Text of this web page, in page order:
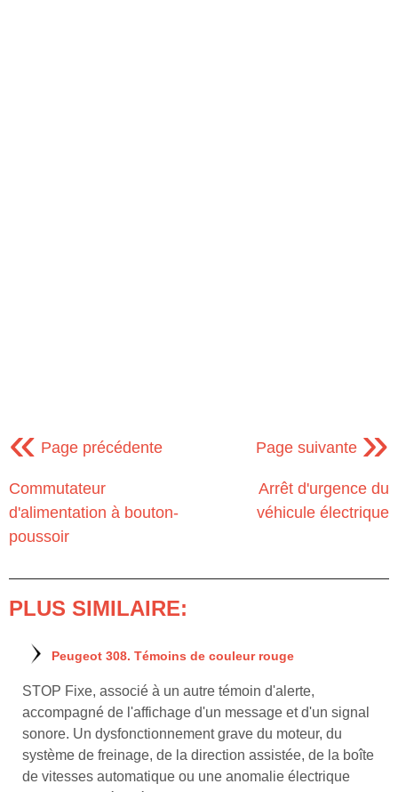
« Page précédente
Commutateur
d'alimentation à bouton-
poussoir
Page suivante »
Arrêt d'urgence du
véhicule électrique
PLUS SIMILAIRE:
Peugeot 308. Témoins de couleur rouge
STOP Fixe, associé à un autre témoin d'alerte,
accompagné de l'affichage d'un message et d'un signal
sonore. Un dysfonctionnement grave du moteur, du
système de freinage, de la direction assistée, de la boîte
de vitesses automatique ou une anomalie électrique